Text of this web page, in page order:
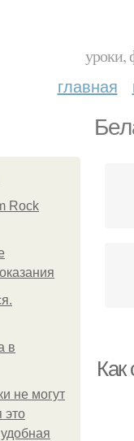
уроки,
главная
Rock
в
не могут
это
Как